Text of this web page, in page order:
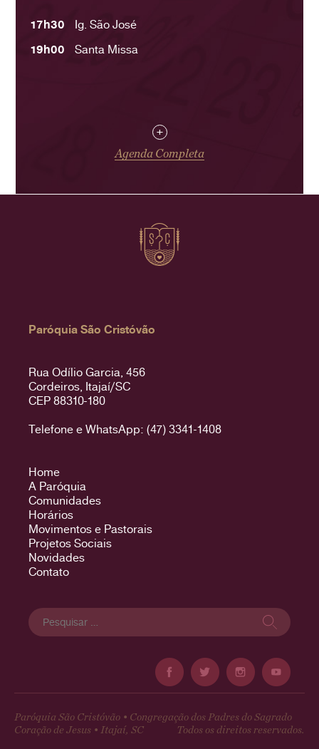
17h30
Ig. São José
19h00
Santa Missa
+
Agenda Completa
Paróquia São Cristóvão
Rua Odílio Garcia, 456
Cordeiros, Itajaí/SC
CEP 88310-180
Telefone e WhatsApp: (47) 3341-1408
Home
A Paróquia
Comunidades
Horários
Movimentos e Pastorais
Projetos Sociais
Novidades
Contato
Pesquisar
por:
Paróquia São Cristóvão • Congregação dos Padres do Sagrado
Coração de Jesus • Itajaí, SC
Todos os direitos reservados.